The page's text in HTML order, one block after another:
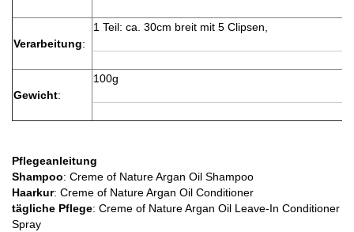
Verarbeitung:
1 Teil: ca. 30cm breit mit 5 Clipsen,
Gewicht:
100g
Pflegeanleitung
Shampoo: Creme of Nature Argan Oil Shampoo
Haarkur: Creme of Nature Argan Oil Conditioner
tägliche Pflege: Creme of Nature Argan Oil Leave-In Conditioner
Spray